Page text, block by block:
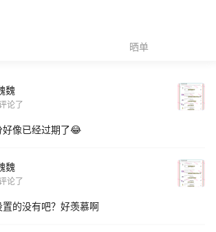
晒单
魏
论了
好像已经过期了😂
魏
论了
的没有吧？好羡慕啊